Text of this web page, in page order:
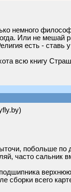
немного
Или не мешай
есть -
всю книгу
побольше по
часто сальник
сборки всего